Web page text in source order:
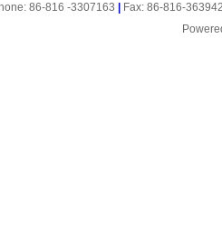
86-816 -3307163
Fax: 86-816-